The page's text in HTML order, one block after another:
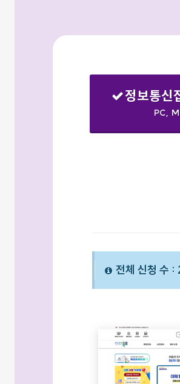
정보통신
PC,
전체 신청 수